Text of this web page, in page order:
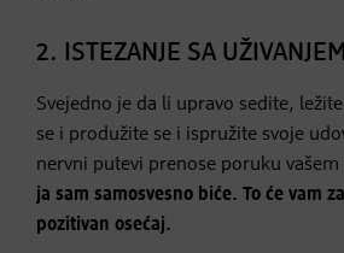
2. ISTEZANJE SA UŽIVANJEM
Svejedno je da li upravo sedite,
se i produžite se i ispružite svoje
nervni putevi prenose poruku vašem
ja sam samosvesno biće. To će vam
pozitivan osećaj.